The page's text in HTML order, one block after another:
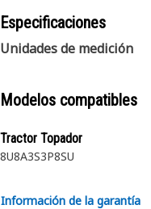
Especificaciones
Unidades de medición
Modelos compatibles
Tractor Topador
8U8A3S3P8SU
Información de la garantía